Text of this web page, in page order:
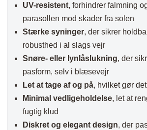
UV-resistent, forhindrer falmning
parasollen mod skader fra solen
Stærke syninger, der sikrer
robusthed i al slags vejr
Snøre- eller lynlåslukning, der
pasform, selv i blæsevejr
Let at tage af og på, hvilket gør
Minimal vedligeholdelse, let at
fugtig klud
Diskret og elegant design, der